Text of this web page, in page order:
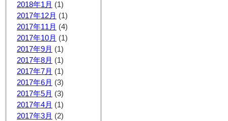
2018年1月 (1)
2017年12月 (1)
2017年11月 (4)
2017年10月 (1)
2017年9月 (1)
2017年8月 (1)
2017年7月 (1)
2017年6月 (3)
2017年5月 (3)
2017年4月 (1)
2017年3月 (2)